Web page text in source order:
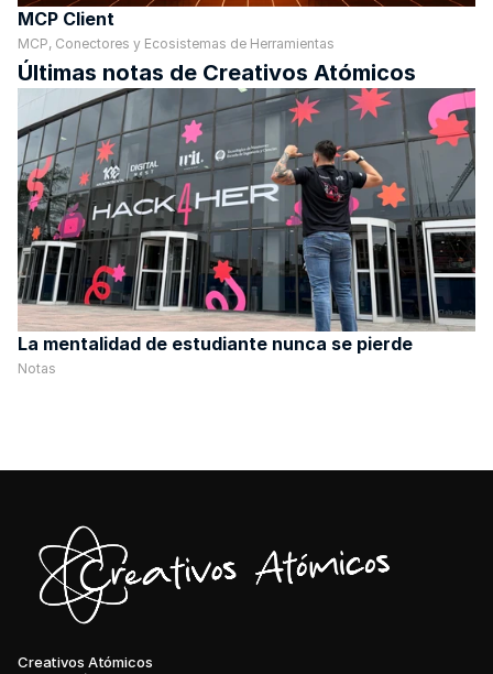
MCP Client
MCP, Conectores y Ecosistemas de Herramientas
Últimas notas de Creativos Atómicos
La mentalidad de estudiante nunca se pierde
Notas
Creativos Atómicos